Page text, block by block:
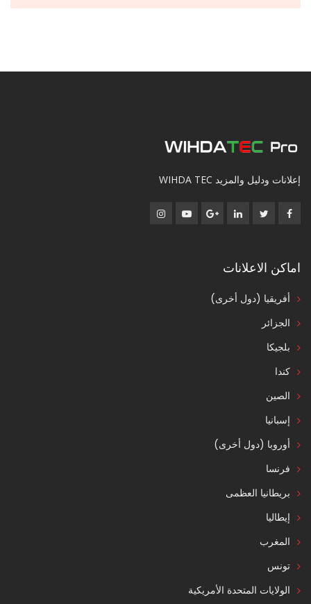
إعلانات ودليل والمزيد WIHDA TEC
اماكن الاعلانات
أفريقيا (دول أخرى)
الجزائر
بلجيكا
كندا
الصين
إسبانيا
أوروبا (دول أخرى)
فرنسا
بريطانيا العظمى
إيطاليا
المغرب
تونس
الولايات المتحدة الأمريكية